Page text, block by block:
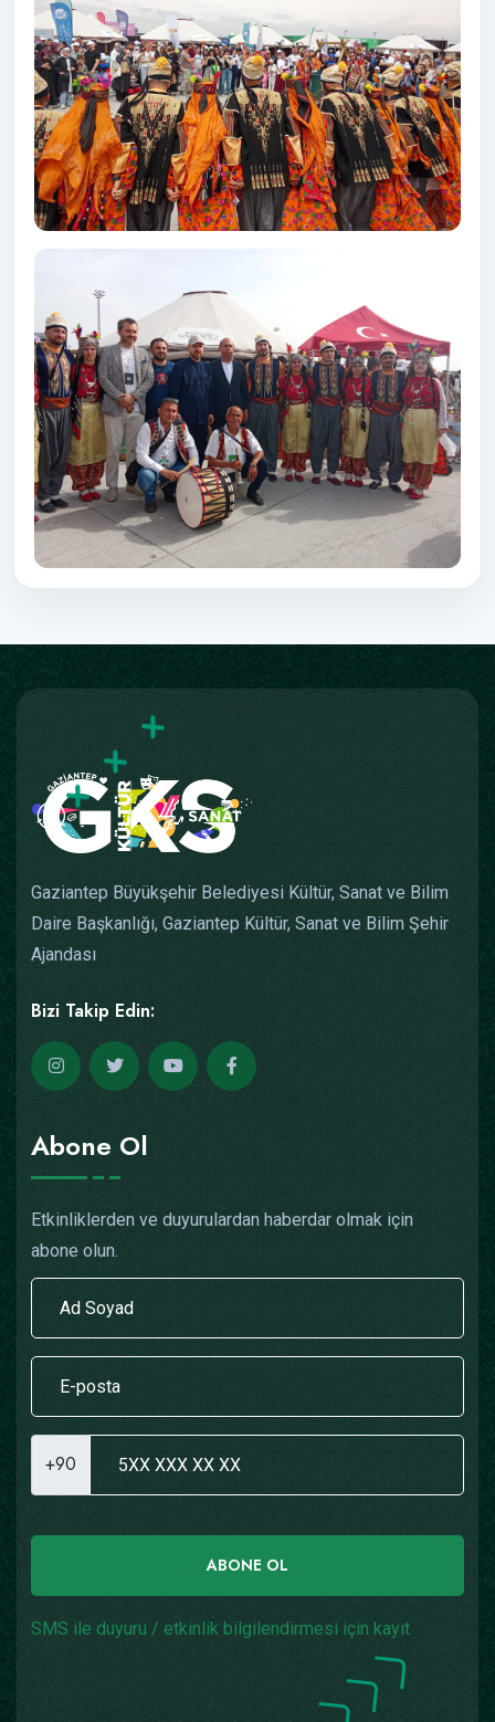
Gaziantep Büyükşehir Belediyesi Kültür, Sanat ve Bilim
Daire Başkanlığı, Gaziantep Kültür, Sanat ve Bilim Şehir
Ajandası
Bizi Takip Edin:
Abone Ol
Etkinliklerden ve duyurulardan haberdar olmak için
abone olun.
+90
ABONE OL
SMS ile duyuru / etkinlik bilgilendirmesi için kayıt